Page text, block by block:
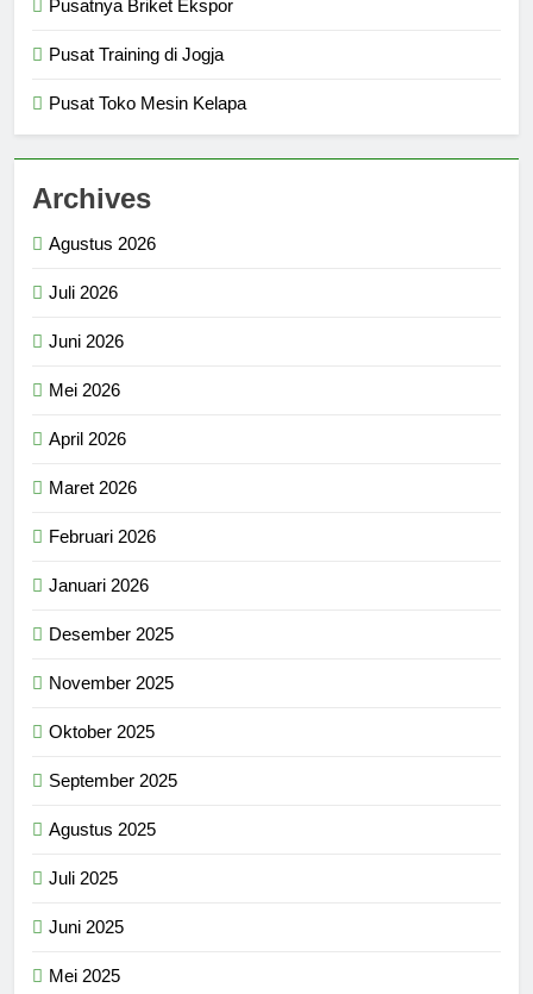
Pusatnya Briket Ekspor
Pusat Training di Jogja
Pusat Toko Mesin Kelapa
Archives
Agustus 2026
Juli 2026
Juni 2026
Mei 2026
April 2026
Maret 2026
Februari 2026
Januari 2026
Desember 2025
November 2025
Oktober 2025
September 2025
Agustus 2025
Juli 2025
Juni 2025
Mei 2025